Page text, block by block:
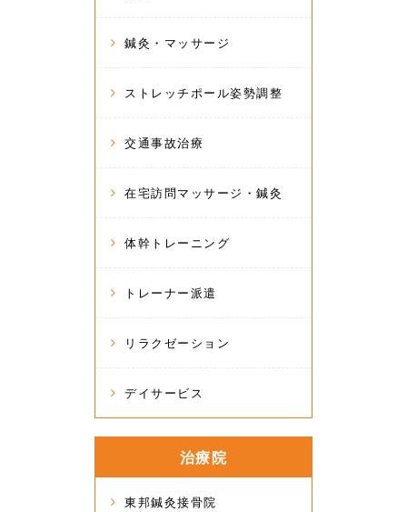
鍼灸・マッサージ
ストレッチポール姿勢調整
交通事故治療
在宅訪問マッサージ・鍼灸
体幹トレーニング
トレーナー派遣
リラクゼーション
デイサービス
治療院
東邦鍼灸接骨院